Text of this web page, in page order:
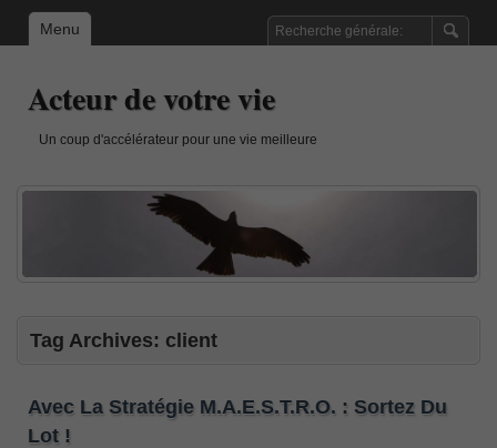
Menu
Acteur de votre vie
Un coup d'accélérateur pour une vie meilleure
Tag Archives: client
Avec La Stratégie M.A.E.S.T.R.O. : Sortez Du
Lot !